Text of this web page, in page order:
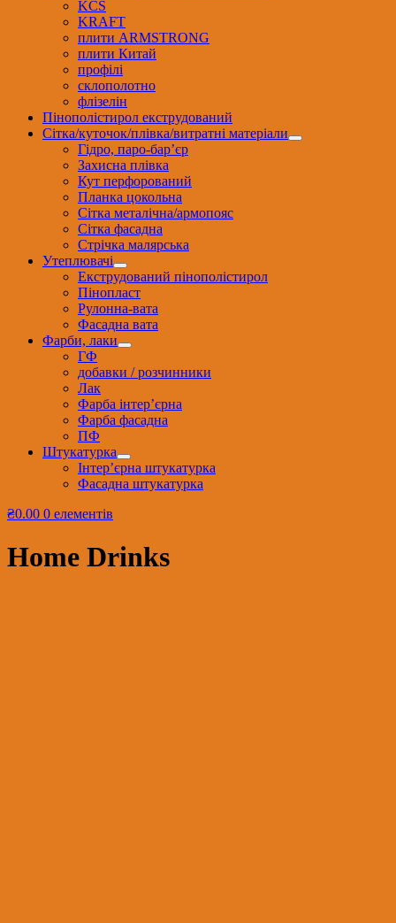
KCS
KRAFT
плити ARMSTRONG
плити Китай
профілі
склополотно
флізелін
Пінополістирол екструдований
Сітка/куточок/плівка/витратні матеріали
Гідро, паро-бар’єр
Захисна плівка
Кут перфорований
Планка цокольна
Сітка металічна/армопояс
Сітка фасадна
Стрічка малярська
Утеплювачі
Екструдований пінополістирол
Пінопласт
Рулонна-вата
Фасадна вата
Фарби, лаки
ГФ
добавки / розчинники
Лак
Фарба інтер’єрна
Фарба фасадна
ПФ
Штукатурка
Інтер’єрна штукатурка
Фасадна штукатурка
₴0.00 0 елементів
Home Drinks